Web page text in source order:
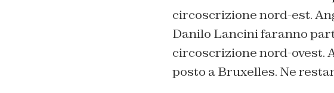
circoscrizione nord-est.
Danilo Lancini faranno
circoscrizione nord-ovest.
posto a Bruxelles. Ne